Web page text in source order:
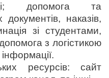
допомога та
документів, наказів,
зі студентами,
з логістикою
ресурсів: сайт